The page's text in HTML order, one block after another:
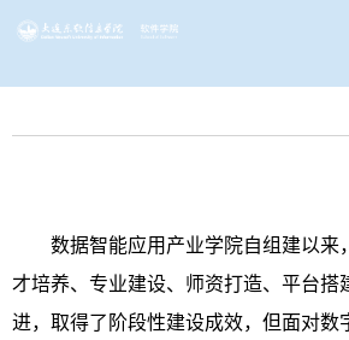
数据智能应用产业学院自组建以来
才培养、专业建设、师资打造、平台搭
进，取得了阶段性建设成效，但面对数